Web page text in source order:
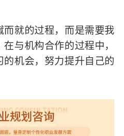
就的过程，而是需要我
与机构合作的过程中，
机会，努力提升自己的